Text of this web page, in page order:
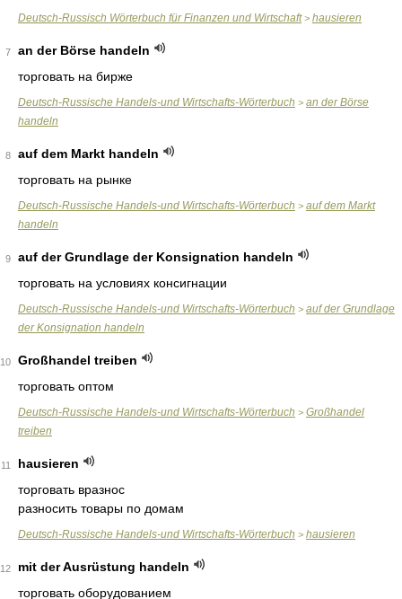
Deutsch-Russisch Wörterbuch für Finanzen und Wirtschaft> hausieren
7
an der Börse handeln
торговать на бирже
Deutsch-Russische Handels-und Wirtschafts-Wörterbuch > an der Börse
handeln
8
auf dem Markt handeln
торговать на рынке
Deutsch-Russische Handels-und Wirtschafts-Wörterbuch > auf dem Markt
handeln
9
auf der Grundlage der Konsignation handeln
торговать на условиях консигнации
Deutsch-Russische Handels-und Wirtschafts-Wörterbuch > auf der Grundlage
der Konsignation handeln
10
Großhandel treiben
торговать оптом
Deutsch-Russische Handels-und Wirtschafts-Wörterbuch > Großhandel
treiben
11
hausieren
торговать вразнос
разносить товары по домам
Deutsch-Russische Handels-und Wirtschafts-Wörterbuch > hausieren
12
mit der Ausrüstung handeln
торговать оборудованием